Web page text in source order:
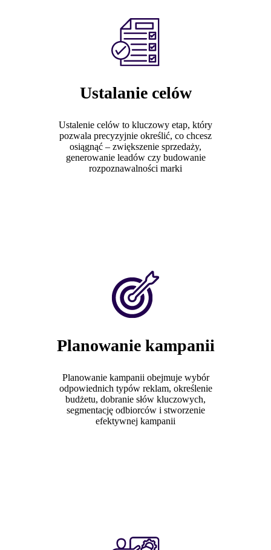
Ustalanie celów
Ustalenie celów to kluczowy etap, który
pozwala precyzyjnie określić, co chcesz
osiągnąć – zwiększenie sprzedaży,
generowanie leadów czy budowanie
rozpoznawalności marki
Planowanie kampanii
Planowanie kampanii obejmuje wybór
odpowiednich typów reklam, określenie
budżetu, dobranie słów kluczowych,
segmentację odbiorców i stworzenie
efektywnej kampanii